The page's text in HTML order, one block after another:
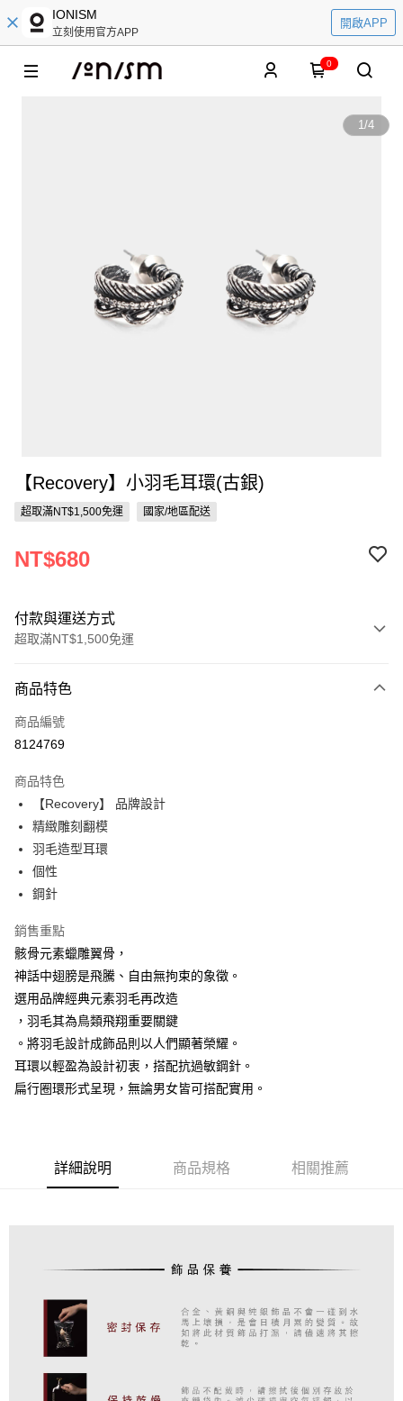
IONISM
立刻使用官方APP
開啟APP
0
1/4
【Recovery】小羽毛耳環(古銀)
超取滿NT$1,500免運 國家/地區配送
NT$680
付款與運送方式
超取滿NT$1,500免運
信用卡一次付款
信用卡分期付款
合作金庫商業銀行
華南商業銀行
上海商業儲蓄銀行
國泰世華商業銀行
臺灣中小企業銀行
匯豐（台灣）商業銀行
聯邦商業銀行
元大商業銀行
台新國際商業銀行
台灣樂天信用卡公司
超商取貨付款
LINE Pay
Apple Pay
街口支付
悠遊付
AFTEE先享後付
相關說明
【關於「AFTEE先享後付」】
AFTEE先享後付是「在收到商品之後才付款」的支付方式。 讓您購物簡單
便利好安心！
１．簡單：不需註冊會員、不需綁卡、不需儲值。
２．便利：只要手機號碼，簡訊認證，即可結帳。
３．安心：先確認商品／服務後，再付款。
２．訂單成立數日內，您將收到繳費通知簡訊。
※ 交易是否成功請以「AFTEE先享後付 」之結帳頁面顯示為準，若有關於
客戶支援中心」
【注意事項】
１．透過由恩沛科技股份有限公司提供之「AFTEE先享後付」服務完成之交
權轉讓予恩沛科技股份有限公司。
２．關於個人資料處理事宜，請瀏覽以下網址：
ATM付款
運送方式
全家取貨付款
每筆NT$60，滿NT$1,500(含以上)免運費
商品特色
商品編號
8124769
商品特色
【Recovery】 品牌設計
精緻雕刻翻模
羽毛造型耳環
個性
鋼針
銷售重點
骸骨元素蠟雕翼骨，
神話中翅膀是飛騰、自由無拘束的象徵。
選用品牌經典元素羽毛再改造
，羽毛其為鳥類飛翔重要關鍵
。將羽毛設計成飾品則以人們顯著榮耀。
耳環以輕盈為設計初衷，搭配抗過敏鋼針。
扁行圈環形式呈現，無論男女皆可搭配實用。
詳細說明 商品規格 相關推薦